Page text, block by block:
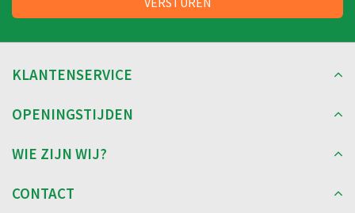
KLANTENSERVICE
OPENINGSTIJDEN
WIE ZIJN WIJ?
CONTACT